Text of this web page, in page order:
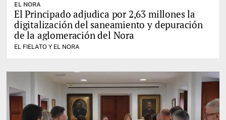
EL NORA
El Principado adjudica por 2,63 millones la
digitalización del saneamiento y depuración
de la aglomeración del Nora
EL FIELATO Y EL NORA